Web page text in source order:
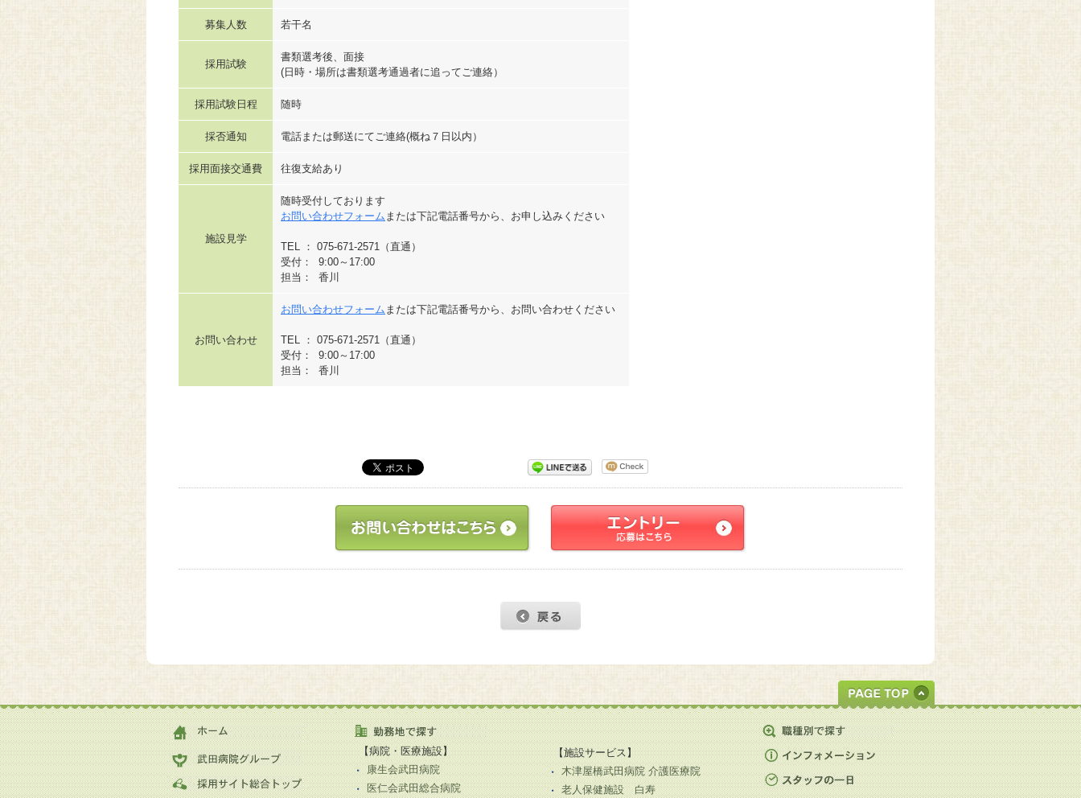
募集人数 若干名
採用試験
書類選考後、面接
(日時・場所は書類選考通過者に追ってご連絡）
採用試験日程 随時
採否通知 電話または郵送にてご連絡(概ね７日以内）
採用面接交通費 往復支給あり
施設見学
随時受付しております
お問い合わせフォーム または下記電話番号から、お申し込みください
TEL ： 075-671-2571（直通）
受付： 9:00～17:00
担当： 香川
お問い合わせ
お問い合わせフォーム または下記電話番号から、お問い合わせください
TEL ： 075-671-2571（直通）
受付： 9:00～17:00
担当： 香川
【病院・医療施設】
康生会武田病院
医仁会武田総合病院
【施設サービス】
木津屋橋武田病院 介護医療院
老人保健施設 白寿